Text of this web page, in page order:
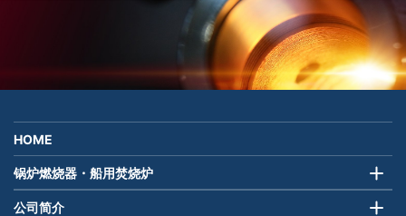
HOME
锅炉燃烧器・船用焚烧炉
公司简介